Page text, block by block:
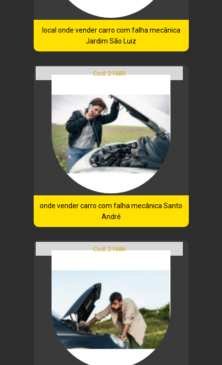
local onde vender carro com falha mecânica
Jardim São Luiz
Cod.:21685
onde vender carro com falha mecânica Santo
André
Cod.:21686